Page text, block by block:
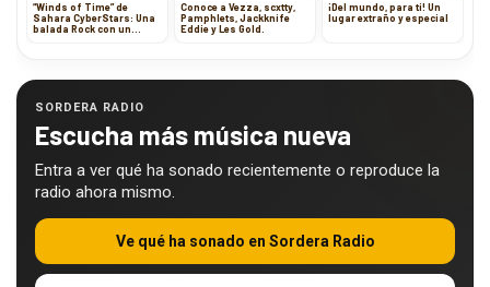
“Winds of Time” de
Sahara CyberStars: Una
balada Rock con un
Conoce a Vezza, scxtty,
Pamphlets, Jackknife
Eddie y Les Gold.
¡Del mundo, para ti! Un
lugar extraño y especial
SORDERA RADIO
Escucha más música nueva
Entra a ver qué ha sonado recientemente o reproduce la
radio ahora mismo.
Ve qué ha sonado en Sordera Radio